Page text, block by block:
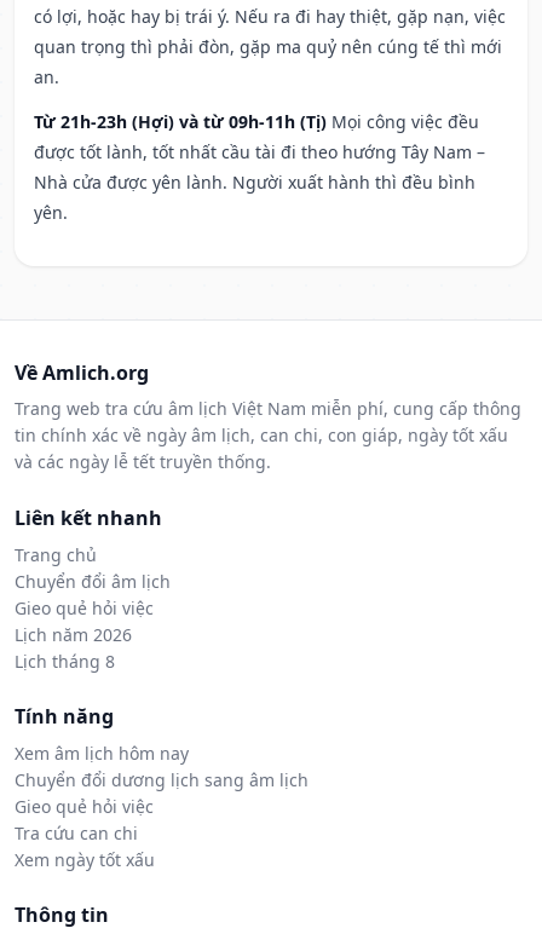
có lợi, hoặc hay bị trái ý. Nếu ra đi hay thiệt, gặp nạn, việc
quan trọng thì phải đòn, gặp ma quỷ nên cúng tế thì mới
an.
Từ 21h-23h (Hợi) và từ 09h-11h (Tị) Mọi công việc đều
được tốt lành, tốt nhất cầu tài đi theo hướng Tây Nam –
Nhà cửa được yên lành. Người xuất hành thì đều bình
yên.
Về Amlich.org
Trang web tra cứu âm lịch Việt Nam miễn phí, cung cấp thông
tin chính xác về ngày âm lịch, can chi, con giáp, ngày tốt xấu
và các ngày lễ tết truyền thống.
Liên kết nhanh
Trang chủ
Chuyển đổi âm lịch
Gieo quẻ hỏi việc
Lịch năm 2026
Lịch tháng 8
Tính năng
Xem âm lịch hôm nay
Chuyển đổi dương lịch sang âm lịch
Gieo quẻ hỏi việc
Tra cứu can chi
Xem ngày tốt xấu
Thông tin